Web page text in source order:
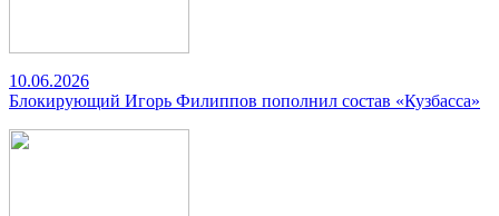
10.06.2026
Блокирующий Игорь Филиппов пополнил состав «Кузбасса»